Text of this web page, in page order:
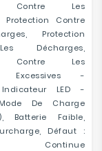
Contre Les
Protection Contre
Protection
Décharges,
Contre Les
Excessives -
LED -
De Charge
Batterie Faible,
Défaut :
Continue